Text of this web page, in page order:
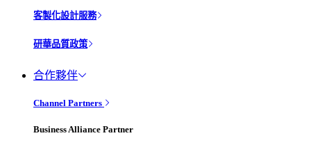
客製化設計服務
研華品質政策
合作夥伴
Channel Partners
Business Alliance Partner